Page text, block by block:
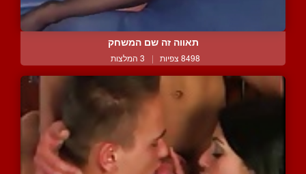
תאווה זה שם המשחק
8498 צפיות | 3 המלצות